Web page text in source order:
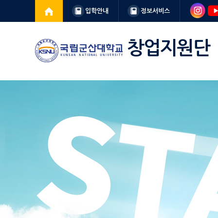
입학안내 정보서비스
창업지원단